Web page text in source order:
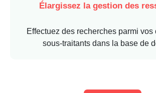
Élargissez la gestion des
Effectuez des recherches parmi vos
sous-traitants dans la base de